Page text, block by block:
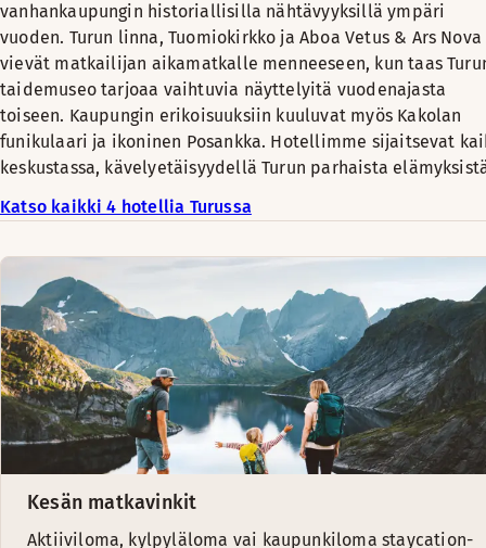
vanhankaupungin historiallisilla nähtävyyksillä ympäri
vuoden. Turun linna, Tuomiokirkko ja Aboa Vetus & Ars Nova
vievät matkailijan aikamatkalle menneeseen, kun taas
taidemuseo tarjoaa vaihtuvia näyttelyitä vuodenajasta
toiseen. Kaupungin erikoisuuksiin kuuluvat myös Kakolan
funikulaari ja ikoninen Posankka. Hotellimme sijaitsevat
keskustassa, kävelyetäisyydellä Turun parhaista
Katso kaikki 4 hotellia Turussa
Kesän matkavinkit
Aktiiviloma, kylpyläloma vai kaupunkiloma staycation-